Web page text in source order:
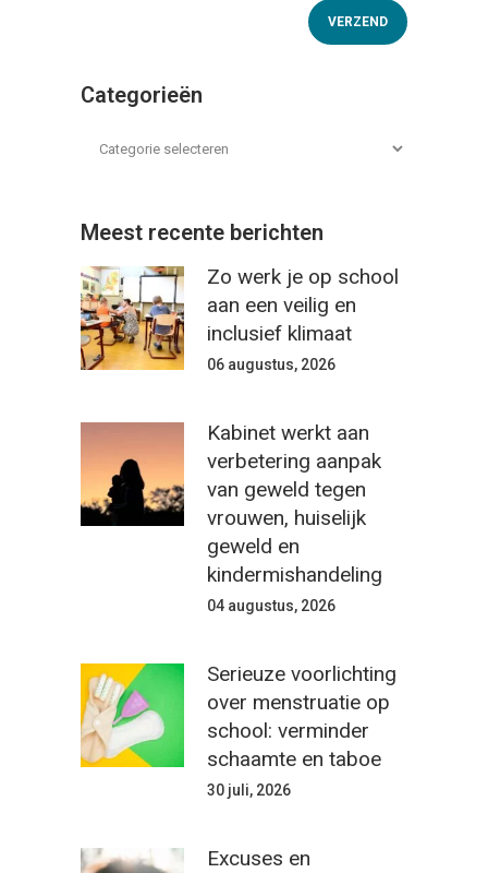
Categorieën
Meest recente berichten
Zo werk je op school
aan een veilig en
inclusief klimaat
06 augustus, 2026
Kabinet werkt aan
verbetering aanpak
van geweld tegen
vrouwen, huiselijk
geweld en
kindermishandeling
04 augustus, 2026
Serieuze voorlichting
over menstruatie op
school: verminder
schaamte en taboe
30 juli, 2026
Excuses en